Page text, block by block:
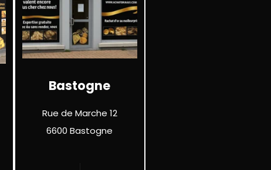
Bastogne
Rue de Marche 12
6600 Bastogne